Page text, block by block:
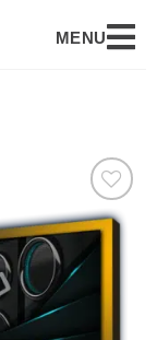
MENU
Auf die
Wunschliste
setzen